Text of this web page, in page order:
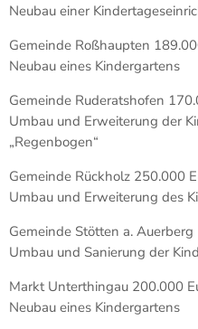
Neubau einer
Gemeinde Roßhaupten
Neubau eines Kindergartens
Gemeinde Ruderatshofen
Umbau und Erweiterung der
„Regenbogen“
Gemeinde Rückholz 250.000
Umbau und Erweiterung des
Gemeinde Stötten a.
Umbau und Sanierung der
Markt Unterthingau 200.000
Neubau eines Kindergartens